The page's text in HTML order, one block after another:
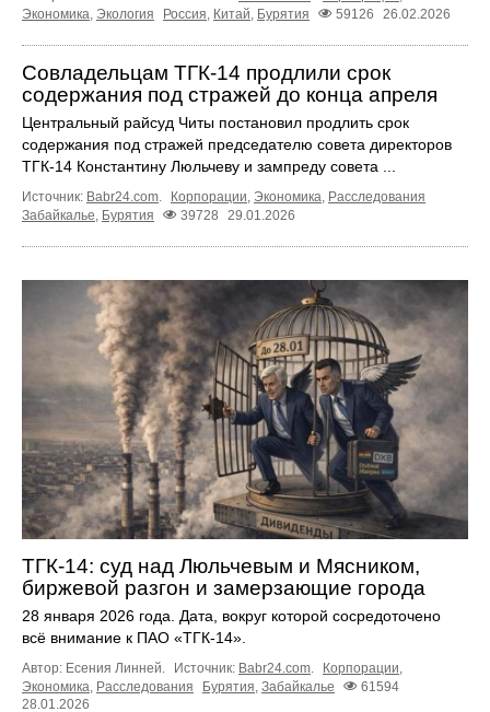
Экономика, Экология Россия, Китай, Бурятия 59126 26.02.2026
Совладельцам ТГК-14 продлили срок
содержания под стражей до конца апреля
Центральный райсуд Читы постановил продлить срок
содержания под стражей председателю совета директоров
ТГК-14 Константину Люльчеву и зампреду совета ...
Источник: Babr24.com. Корпорации, Экономика, Расследования
Забайкалье, Бурятия 39728 29.01.2026
ТГК-14: суд над Люльчевым и Мясником,
биржевой разгон и замерзающие города
28 января 2026 года. Дата, вокруг которой сосредоточено
всё внимание к ПАО «ТГК-14».
Автор: Есения Линней. Источник: Babr24.com. Корпорации,
Экономика, Расследования Бурятия, Забайкалье
61594
28.01.2026